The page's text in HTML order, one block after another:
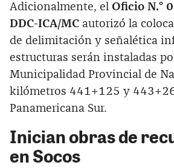
Adicionalmente, el Oficio N.°
DDC-ICA/MC autorizó la
de delimitación y señalética
estructuras serán instaladas
Municipalidad Provincial de
kilómetros 441+125 y
Panamericana Sur.
Inician obras de
en Socos